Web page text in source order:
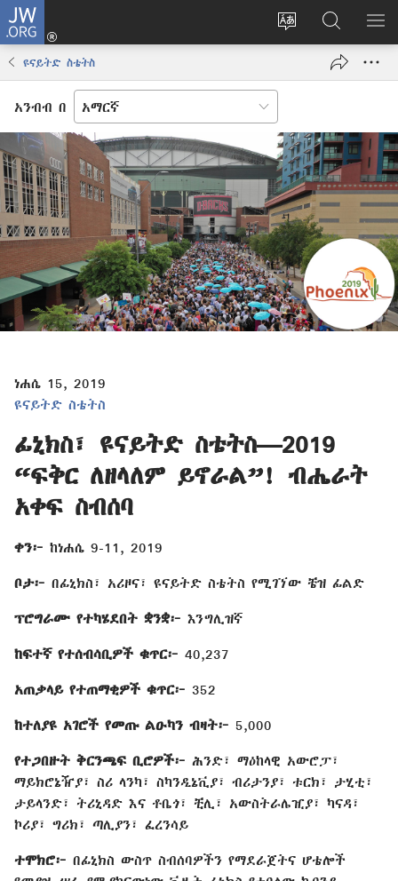
JW.ORG
የድረ
ግባ
(አዲስ
JW.ORG
ላይ
መፈለጊያ
ዩናይትድ ስቴትስ
አንብብ በ
ነሐሴ 15, 2019
ዩናይትድ ስቴትስ
ፊኒክስ፣ ዩናይትድ ስቴትስ—2019
“ፍቅር ለዘላለም ይኖራል”! ብሔራት
አቀፍ ስብሰባ
ቀን፦ ከነሐሴ 9-11, 2019
ቦታ፦ በፊኒክስ፣ አሪዞና፣ ዩናይትድ ስቴትስ የሚገኘው ቼዝ ፊልድ
ፕሮግራሙ የተካሄደበት ቋንቋ፦ እንግሊዝኛ
ከፍተኛ የተሰብሳቢዎች ቁጥር፦ 40,237
አጠቃላይ የተጠማቂዎች ቁጥር፦ 352
ከተለያዩ አገሮች የመጡ ልዑካን ብዛት፦ 5,000
የተጋበዙት ቅርንጫፍ ቢሮዎች፦ ሕንድ፣ ማዕከላዊ አውሮፓ፣
ማይክሮኔዥያ፣ ስሪ ላንካ፣ ስካንዲኔቪያ፣ ብሪታንያ፣ ቱርክ፣ ታሂቲ፣
ታይላንድ፣ ትሪኒዳድ እና ቶቤጎ፣ ቺሊ፣ አውስትራሌዢያ፣ ካናዳ፣
ኮሪያ፣ ግሪክ፣ ጣሊያን፣ ፈረንሳይ
ተሞክሮ፦ በፊኒክስ ውስጥ ስብሰባዎችን የማደራጀትና ሆቴሎች